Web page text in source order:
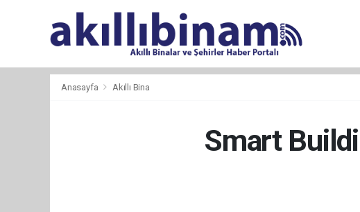
Anasayfa Akıllı Bina
Smart